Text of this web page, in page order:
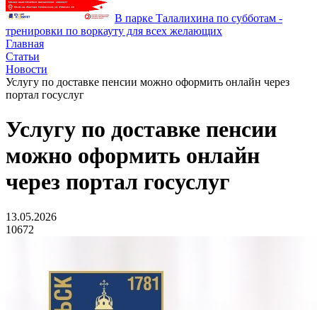
В парке Талалихина по субботам -
тренировки по воркауту для всех желающих
Главная
Статьи
Новости
Услугу по доставке пенсии можно оформить онлайн через
портал госуслуг
Услугу по доставке пенсии
можно оформить онлайн
через портал госуслуг
13.05.2026
10672